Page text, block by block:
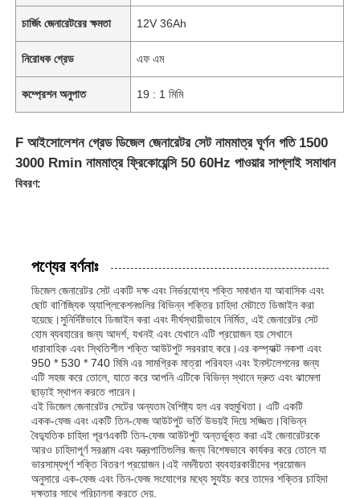
চার্জিং জেনারেটরের ক্ষমতা 12V 36Ah
নিরোধক গ্রেড এফ এম
কম্প্রেশন অনুপাত 19 : 1 মিমি
F আইসোলেশন গ্রেড ডিজেল জেনারেটর সেট নামমাত্র ঘূর্ণন গতি 1500
3000 Rmin নামমাত্র ফ্রিকোয়েন্সি 50 60Hz পাওয়ার সাপ্লাই সমাধান
বিবরণ:
পণ্যের বর্ণনাঃ
ডিজেল জেনারেটর সেট একটি দক্ষ এবং নির্ভরযোগ্য শক্তি সমাধান যা আবাসিক এবং
ছোট বাণিজ্যিক অ্যাপ্লিকেশনগুলির বিভিন্ন শক্তির চাহিদা মেটাতে ডিজাইন করা
হয়েছে।সুনির্দিষ্টভাবে ডিজাইন করা এবং দীর্ঘস্থায়ীভাবে নির্মিত, এই জেনারেটর সেট
হোম ব্যবহারের জন্য আদর্শ, যখনই এবং যেখানে এটি প্রয়োজন হয় সেখানে
ধারাবাহিক এবং স্থিতিশীল শক্তি আউটপুট সরবরাহ করে।এর কম্প্যাক্ট নকশা এবং
950 * 530 * 740 মিমি এর সামগ্রিক মাত্রা পরিবহন এবং ইনস্টলেশনের জন্য
এটি সহজ করে তোলে, যাতে করে আপনি এটিকে বিভিন্ন স্থানে দ্রুত এবং ঝামেলা
ছাড়াই স্থাপন করতে পারেন।
এই ডিজেল জেনারেটর সেটের অন্যতম বৈশিষ্ট্য হল এর বহুমুখিতা। এটি একটি
একক-ফেজ এবং একটি তিন-ফেজ আউটপুট ভর্তি উভয়ই দিয়ে সজ্জিত।বিভিন্ন
বৈদ্যুতিক চাহিদা পূরণএকটি তিন-ফেজ আউটপুট অন্তর্ভুক্ত করা এই জেনারেটরকে
আরও চাহিদাপূর্ণ সরঞ্জাম এবং যন্ত্রপাতিগুলির জন্য বিশেষভাবে কার্যকর করে তোলে যা
ভারসাম্যপূর্ণ শক্তি বিতরণ প্রয়োজন।এই নমনীয়তা ব্যবহারকারীদের প্রয়োজন
অনুসারে এক-ফেজ এবং তিন-ফেজ সংযোগের মধ্যে স্যুইচ করে তাদের শক্তির চাহিদা
দক্ষতার সাথে পরিচালনা করতে দেয়.